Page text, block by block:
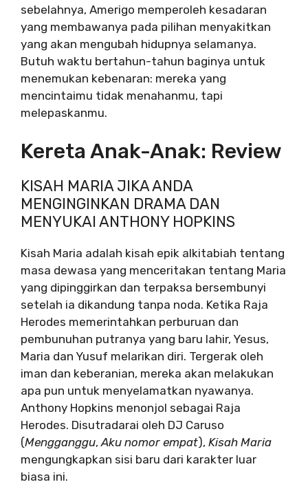
sebelahnya, Amerigo memperoleh kesadaran
yang membawanya pada pilihan menyakitkan
yang akan mengubah hidupnya selamanya.
Butuh waktu bertahun-tahun baginya untuk
menemukan kebenaran: mereka yang
mencintaimu tidak menahanmu, tapi
melepaskanmu.
Kereta Anak-Anak: Review
KISAH MARIA JIKA ANDA
MENGINGINKAN DRAMA DAN
MENYUKAI ANTHONY HOPKINS
Kisah Maria adalah kisah epik alkitabiah tentang
masa dewasa yang menceritakan tentang Maria
yang dipinggirkan dan terpaksa bersembunyi
setelah ia dikandung tanpa noda. Ketika Raja
Herodes memerintahkan perburuan dan
pembunuhan putranya yang baru lahir, Yesus,
Maria dan Yusuf melarikan diri. Tergerak oleh
iman dan keberanian, mereka akan melakukan
apa pun untuk menyelamatkan nyawanya.
Anthony Hopkins menonjol sebagai Raja
Herodes. Disutradarai oleh DJ Caruso
(Mengganggu,Aku nomor empat), Kisah Maria
mengungkapkan sisi baru dari karakter luar
biasa ini.